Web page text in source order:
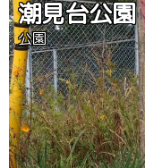
潮見台公園
公園